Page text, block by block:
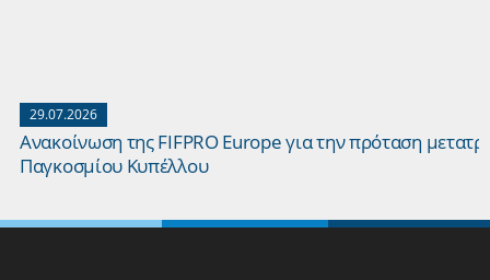
29.07.2026
Ανακοίνωση της FIFPRO Europe για την πρόταση
Παγκοσμίου Κυπέλλου